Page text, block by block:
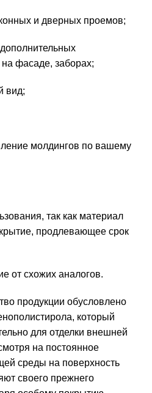
и дверных проемов;
фасаде, заборах;
вид;
молдингов по вашему
так как материал
продлевающее срок
от схожих аналогов.
продукции обусловлено
который
для отделки внешней
на постоянное
среды на поверхность
своего прежнего